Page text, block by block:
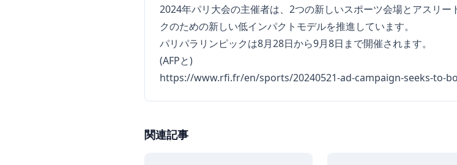
2024年パリ大会の主催者は、2つの新しいスポーツ会場とアスリ
クのための新しい低インパクトモデルを推進しています。
パリパラリンピックは8月28日から9月8日まで開催されます。
(AFPと)
https://www.rfi.fr/en/sports/20240521-ad-campaign-seeks-to-
関連記事